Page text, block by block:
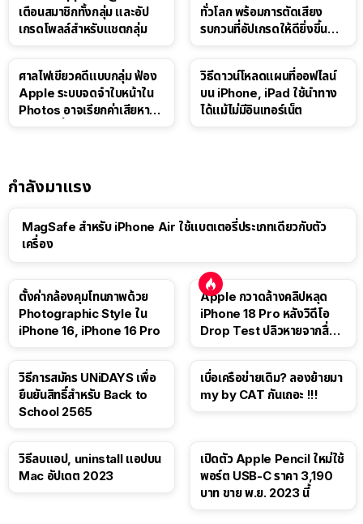
เตือนสมาชิกทั้งกลุ่ม และอัป
เกรดโพลล์สำหรับแชตกลุ่ม
ทั่วโลก พร้อมการตัดเสียง
รบกวนที่อัปเกรดให้ดียิ่งขึ้น
ศาลไฟเขียวคดีแบบกลุ่ม ฟ้อง
Apple ระบบจดจำใบหน้าใน
Photos อาจเรียกค่าเสียหาย
วิธีดาวน์โหลดแผนที่ออฟไลน์
บน iPhone, iPad ใช้นำทาง
ได้แม้ไม่มีอินเทอร์เน็ต
กำลังมาแรง
MagSafe สำหรับ iPhone Air ใช้แบตเตอรี่ประเภทเดียวกับตัว
เครื่อง
ตั้งค่ากล้องคุมโทนภาพด้วย
Photographic Style ใน
iPhone 16, iPhone 16 Pro
Apple กวาดล้างคลิปหลุด
iPhone 18 Pro หลังวิดีโอ
Drop Test ปลิวหายจากสื่อ
วิธีการสมัคร UNiDAYS เพื่อ
ยืนยันสิทธิ์สำหรับ Back to
School 2565
เบื่อเครือข่ายเดิม? ลองย้ายมา
my by CAT กันเถอะ !!!
วิธีลบแอป, uninstall แอปบน
Mac อัปเดต 2023
เปิดตัว Apple Pencil ใหม่ใช้
พอร์ต USB-C ราคา 3,190
บาท ขาย พ.ย. 2023 นี้